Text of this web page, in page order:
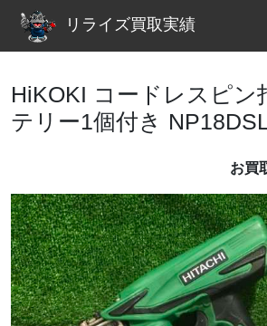
リライズ買取実績
HiKOKI コードレスピン
テリー1個付き
お買